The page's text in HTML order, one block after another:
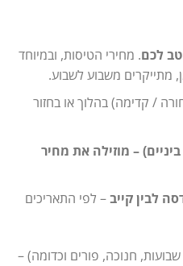
לכם. מחירי הטיסות, ובמיוחד
מתייקרים משבוע לשבוע.
/ קדימה) בהלוך או בחזור
– מוזילה את מחיר
לבין קייב– לפי התאריכים
חנוכה, פורים וכדומה) –